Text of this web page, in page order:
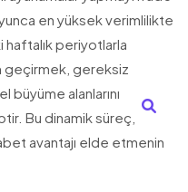
en yüksek verimlilikte
haftalık periyotlarla
geçirmek, gereksiz
büyüme alanlarını
Bu dinamik süreç,
avantajı elde etmenin